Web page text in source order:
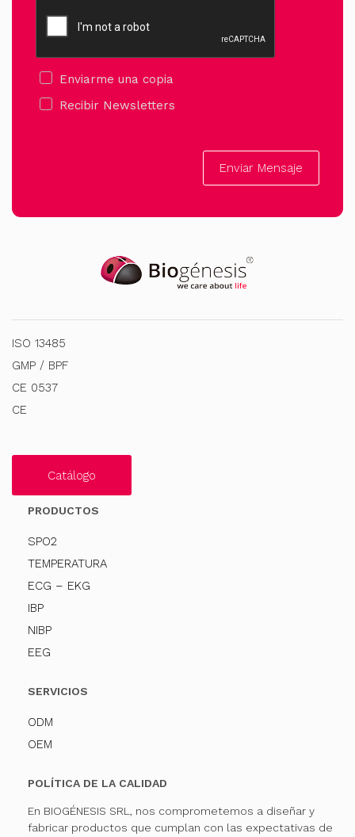
Enviarme una copia
Recibir Newsletters
Enviar Mensaje
ISO 13485
GMP / BPF
CE 0537
CE
Catálogo
PRODUCTOS
SPO2
TEMPERATURA
ECG – EKG
IBP
NIBP
EEG
SERVICIOS
ODM
OEM
POLÍTICA DE LA CALIDAD
En BIOGÉNESIS SRL, nos comprometemos a diseñar y
fabricar productos que cumplan con las expectativas de